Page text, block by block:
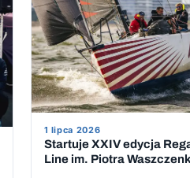
1 lipca 2026
Startuje XXIV edycja
Line im. Piotra